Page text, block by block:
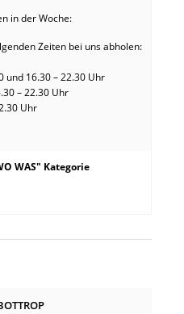
in der Woche:
Zeiten bei uns abholen:
und 16.30 – 22.30 Uhr
– 22.30 Uhr
Uhr
WAS" Kategorie